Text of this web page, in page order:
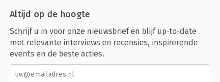
Altijd op de hoogte
Schrijf u in voor onze nieuwsbrief en blijf up-to-date
met relevante interviews en recensies, inspirerende
events en de beste acties.